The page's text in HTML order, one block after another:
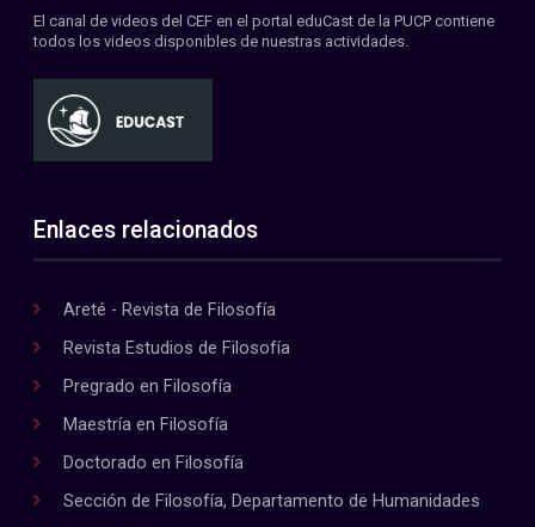
El canal de videos del CEF en el portal eduCast de la PUCP contiene
todos los videos disponibles de nuestras actividades.
Enlaces relacionados
Areté - Revista de Filosofía
Revista Estudios de Filosofía
Pregrado en Filosofía
Maestría en Filosofía
Doctorado en Filosofía
Sección de Filosofía, Departamento de Humanidades